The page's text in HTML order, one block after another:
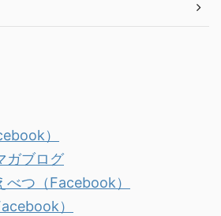
）
ガブログ
つ（Facebook）
）